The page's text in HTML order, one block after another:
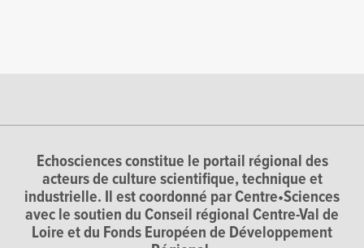
Echosciences constitue le portail régional des
acteurs de culture scientifique, technique et
industrielle. Il est coordonné par Centre•Sciences
avec le soutien du Conseil régional Centre-Val de
Loire et du Fonds Européen de Développement